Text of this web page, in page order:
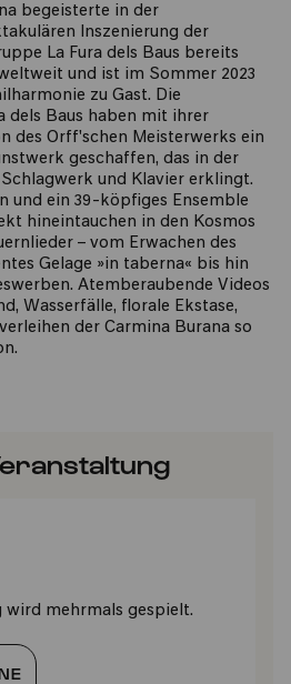
begeisterte in der
Inszenierung der
La Fura dels Baus bereits
und ist im Sommer 2023
zu Gast. Die
dels Baus haben mit ihrer
des Orff'schen Meisterwerks ein
geschaffen, das in der
und Klavier erklingt.
und ein 39-köpfiges Ensemble
hineintauchen in den Kosmos
– vom Erwachen des
Gelage »in taberna« bis hin
Atemberaubende Videos
Wasserfälle, florale Ekstase,
der Carmina Burana so
wird mehrmals gespielt.